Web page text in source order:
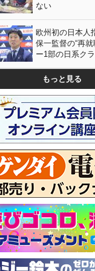
ない
欧州初の日本人
保一監督の“再
ー1部の日系ク
もっと見る